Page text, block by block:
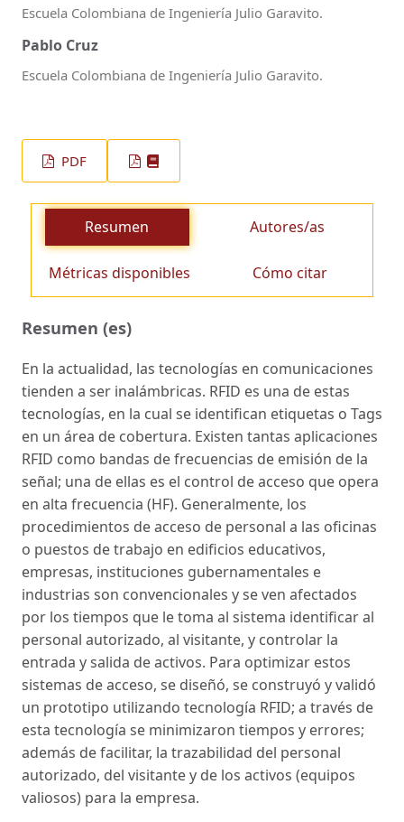
Escuela Colombiana de Ingeniería Julio Garavito.
Pablo Cruz
Escuela Colombiana de Ingeniería Julio Garavito.
PDF
Resumen Autores/as
Métricas disponibles Cómo citar
Resumen (es)
En la actualidad, las tecnologías en comunicaciones
tienden a ser inalámbricas. RFID es una de estas
tecnologías, en la cual se identifican etiquetas o Tags
en un área de cobertura. Existen tantas aplicaciones
RFID como bandas de frecuencias de emisión de la
señal; una de ellas es el control de acceso que opera
en alta frecuencia (HF). Generalmente, los
procedimientos de acceso de personal a las oficinas
o puestos de trabajo en edificios educativos,
empresas, instituciones gubernamentales e
industrias son convencionales y se ven afectados
por los tiempos que le toma al sistema identificar al
personal autorizado, al visitante, y controlar la
entrada y salida de activos. Para optimizar estos
sistemas de acceso, se diseñó, se construyó y validó
un prototipo utilizando tecnología RFID; a través de
esta tecnología se minimizaron tiempos y errores;
además de facilitar, la trazabilidad del personal
autorizado, del visitante y de los activos (equipos
valiosos) para la empresa.